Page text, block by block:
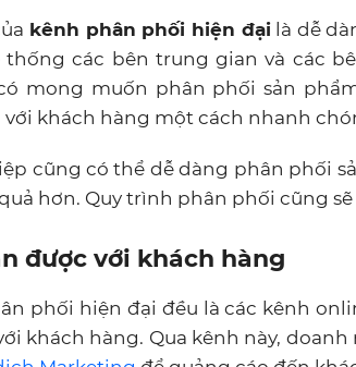
kênh phân phối hiện đạilà dễ
thống các bên trung gian và các
mong muốn phân phối sản
khách hàng một cách nhanh
cũng có thể dễ dàng phân phối
hơn. Quy trình phân phối cũng
được với khách hàng
phối hiện đại đều là các kênh
khách hàng. Qua kênh này,